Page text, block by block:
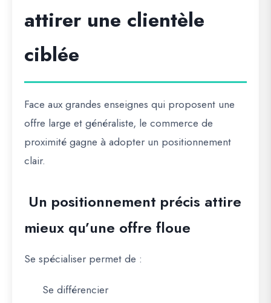
attirer une clientèle
ciblée
Face aux grandes enseignes qui proposent une
offre large et généraliste, le commerce de
proximité gagne à adopter un positionnement
clair.
Un positionnement précis attire
mieux qu’une offre floue
Se spécialiser permet de :
Se différencier